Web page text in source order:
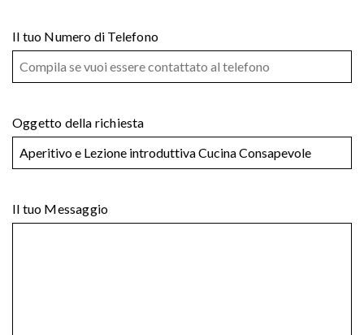
Il tuo Numero di Telefono
Oggetto della richiesta
Il tuo Messaggio